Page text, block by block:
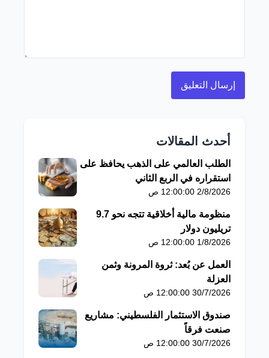
أحدث المقالات
الطلب العالمي على الذهب يحافظ على
استقراره في الربع الثاني
2/8/2026 12:00:00 ص
منظومة مالية أخلاقية تتجه نحو 9.7
تريليون دولار
1/8/2026 12:00:00 ص
العمل عن بُعد: ثروة المرونة وثمن
العزلة
30/7/2026 12:00:00 ص
صندوق الاستثمار الفلسطيني: مشاريع
صنعت فرقاً
30/7/2026 12:00:00 ص